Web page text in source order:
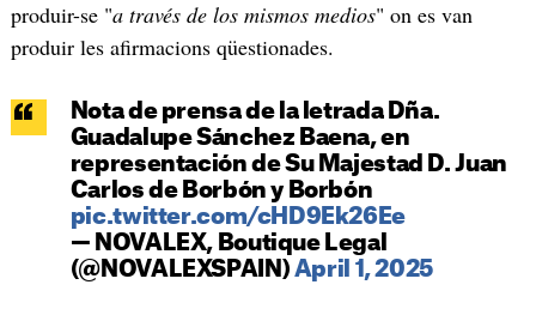
produir-se "a través de los mismos medios" on es van
produir les afirmacions qüestionades.
Nota de prensa de la letrada Dña.
Guadalupe Sánchez Baena, en
representación de Su Majestad D. Juan
Carlos de Borbón y Borbón
pic.twitter.com/cHD9Ek26Ee
— NOVALEX, Boutique Legal
(@NOVALEXSPAIN) April 1, 2025